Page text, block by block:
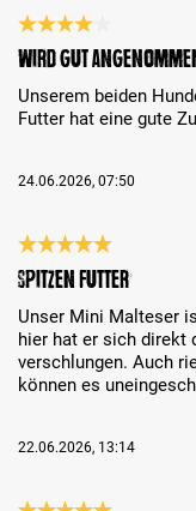
Recenzja z oceną 4
Wird gut
Unserem beiden
Futter hat eine gute
24.06.2026, 07:50
Recenzja z oceną 5
Spitzen Futter
Unser Mini Malteser
hier hat er sich direkt
verschlungen. Auch
können es
22.06.2026, 13:14